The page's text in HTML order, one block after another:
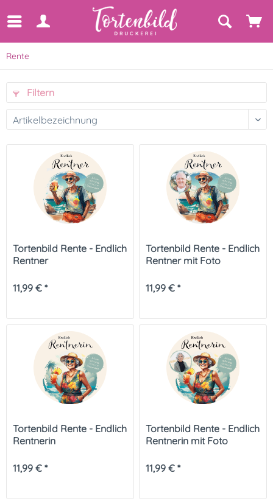
Rente
Filtern
Tortenbild Rente - Endlich
Rentner
11,99 € *
Tortenbild Rente - Endlich
Rentner mit Foto
11,99 € *
Tortenbild Rente - Endlich
Rentnerin
11,99 € *
Tortenbild Rente - Endlich
Rentnerin mit Foto
11,99 € *